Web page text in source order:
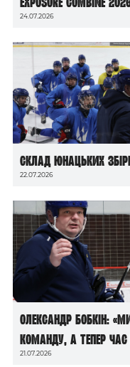
24.07.2026
Склад юнацьких
22.07.2026
Олександр Бобкін:
команду, а тепер час
21.07.2026